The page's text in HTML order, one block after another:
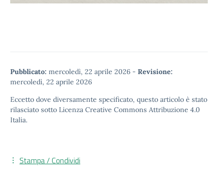
Pubblicato: mercoledì, 22 aprile 2026 - Revisione:
mercoledì, 22 aprile 2026
Eccetto dove diversamente specificato, questo articolo è stato
rilasciato sotto Licenza Creative Commons Attribuzione 4.0
Italia.
Stampa / Condividi